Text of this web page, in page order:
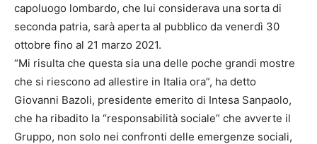
capoluogo lombardo, che lui considerava una sorta di
seconda patria, sarà aperta al pubblico da venerdì 30
ottobre fino al 21 marzo 2021.
“Mi risulta che questa sia una delle poche grandi mostre
che si riescono ad allestire in Italia ora”, ha detto
Giovanni Bazoli, presidente emerito di Intesa Sanpaolo,
che ha ribadito la “responsabilità sociale” che avverte il
Gruppo, non solo nei confronti delle emergenze sociali,